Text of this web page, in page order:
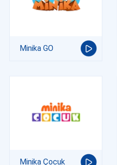
Minika GO
Minika Çocuk